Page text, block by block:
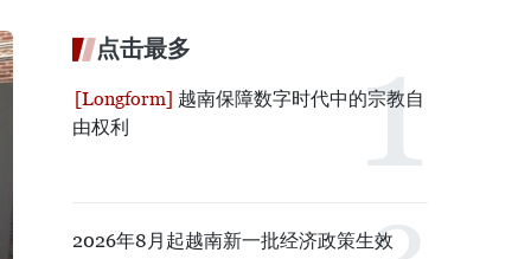
点击最多
越南保障数字时代中的宗教自
由权利
2026年8月起越南新一批经济政策生效